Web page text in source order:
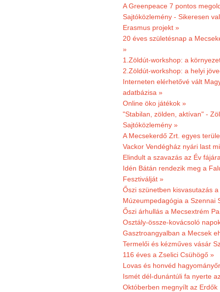
A Greenpeace 7 pontos
Sajtóközlemény - Sikeresen
Erasmus projekt »
20 éves születésnap a
»
1.Zöldút-workshop: a
2.Zöldút-workshop: a helyi
Interneten elérhetővé vált
adatbázisa »
Online öko játékok »
"Stabilan, zölden, aktívan" -
Sajtóközlemény »
A Mecsekerdő Zrt. egyes
Vackor Vendégház nyári last
Elindult a szavazás az Év
Idén Bátán rendezik meg a
Fesztiválját »
Őszi szünetben kisvasutazás
Múzeumpedagógia a Szennai
Őszi árhullás a Mecsextrém
Osztály-össze-kovácsoló
Gasztroangyalban a Mecsek
Termelői és kézműves vásár
116 éves a Zselici Csühögő »
Lovas és honvéd
Ismét dél-dunántúli fa nyerte
Októberben megnyílt az